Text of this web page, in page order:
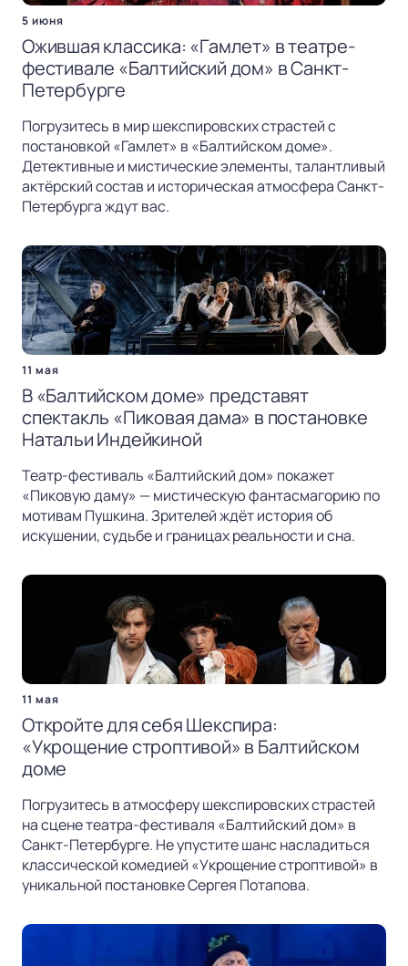
5 июня
Ожившая классика: «Гамлет» в театре-
фестивале «Балтийский дом» в Санкт-
Петербурге
Погрузитесь в мир шекспировских страстей с
постановкой «Гамлет» в «Балтийском доме».
Детективные и мистические элементы, талантливый
актёрский состав и историческая атмосфера Санкт-
Петербурга ждут вас.
11 мая
В «Балтийском доме» представят
спектакль «Пиковая дама» в постановке
Натальи Индейкиной
Театр-фестиваль «Балтийский дом» покажет
«Пиковую даму» — мистическую фантасмагорию по
мотивам Пушкина. Зрителей ждёт история об
искушении, судьбе и границах реальности и сна.
11 мая
Откройте для себя Шекспира:
«Укрощение строптивой» в Балтийском
доме
Погрузитесь в атмосферу шекспировских страстей
на сцене театра-фестиваля «Балтийский дом» в
Санкт-Петербурге. Не упустите шанс насладиться
классической комедией «Укрощение строптивой» в
уникальной постановке Сергея Потапова.